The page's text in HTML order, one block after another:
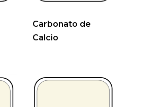
Carbonato de
Calcio